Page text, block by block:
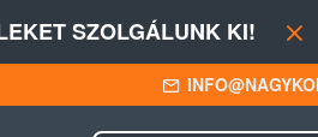
SZOLGÁLUNK KI!